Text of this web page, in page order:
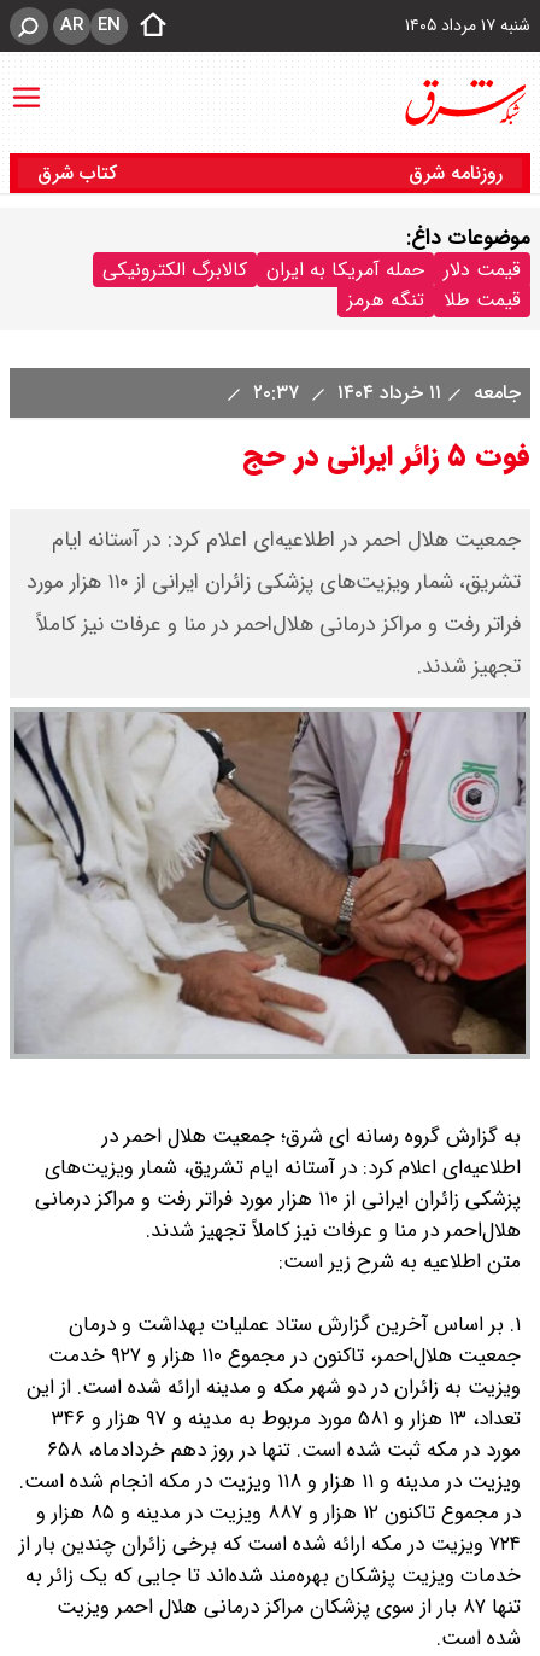
شنبه ۱۷ مرداد ۱۴۰۵ EN
AR
روزنامه شرق کتاب شرق
موضوعات داغ:
قیمت دلار حمله آمریکا به ایران
کالابرگ الکترونیکی
قیمت طلا
تنگه هرمز
جامعه ۱۱ خرداد ۱۴۰۴
فوت ۵ زائر ایرانی در حج
جمعیت هلال احمر در اطلاعیه‌ای اعلام کرد: در آستانه ایام
تشریق، شمار ویزیت‌های پزشکی زائران ایرانی از ۱۱۰ هزار مورد
فراتر رفت و مراکز درمانی هلال‌احمر در منا و عرفات نیز کاملاً
تجهیز شدند.
به گزارش گروه رسانه ای شرق؛ جمعیت هلال احمر در
اطلاعیه‌ای اعلام کرد: در آستانه ایام تشریق، شمار ویزیت‌های
پزشکی زائران ایرانی از ۱۱۰ هزار مورد فراتر رفت و مراکز درمانی
هلال‌احمر در منا و عرفات نیز کاملاً تجهیز شدند.
متن اطلاعیه به شرح زیر است:
۱. بر اساس آخرین گزارش ستاد عملیات بهداشت و درمان
جمعیت هلال‌احمر، تاکنون در مجموع ۱۱۰ هزار و ۹۲۷ خدمت
ویزیت به زائران در دو شهر مکه و مدینه ارائه شده است. از این
تعداد، ۱۳ هزار و ۵۸۱ مورد مربوط به مدینه و ۹۷ هزار و ۳۴۶
مورد در مکه ثبت شده است. تنها در روز دهم خردادماه، ۶۵۸
ویزیت در مدینه و ۱۱ هزار و ۱۱۸ ویزیت در مکه انجام شده است.
در مجموع تاکنون ۱۲ هزار و ۸۸۷ ویزیت در مدینه و ۸۵ هزار و
۷۲۴ ویزیت در مکه ارائه شده است که برخی زائران چندین بار از
خدمات ویزیت پزشکان بهره‌مند شده‌اند تا جایی که یک زائر به
تنها ۸۷ بار از سوی پزشکان مراکز درمانی هلال احمر ویزیت
شده است.